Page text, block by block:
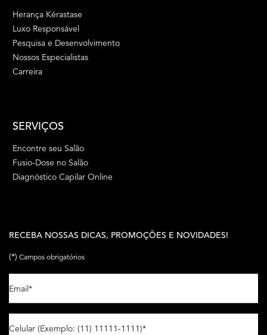
Herança Kérastase
Luxo Responsável
Pesquisa e Desenvolvimento
Nossos Especialistas
Carreira
SERVIÇOS
Encontre seu Salão
Fusio-Dose no Salão
Diagnóstico Capilar Online
RECEBA NOSSAS DICAS, PROMOÇÕES E NOVIDADES!
(*) Campos obrigatórios
Email*
Celular (Exemplo: (11) 11111-1111)*